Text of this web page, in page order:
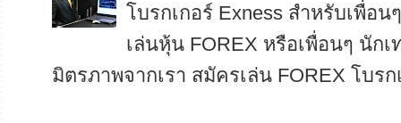
โบรกเกอร์ Exness สำหรับเพื่อ
เล่นหุ้น FOREX หรือเพื่อนๆ นัก
มิตรภาพจากเรา สมัครเล่น FOREX โบรก